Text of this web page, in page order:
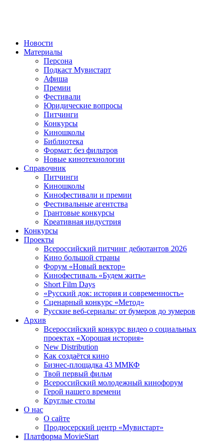
Новости
Материалы
Персона
Подкаст Мувистарт
Афиша
Премии
Фестивали
Юридические вопросы
Питчинги
Конкурсы
Киношколы
Библиотека
Формат: без фильтров
Новые кинотехнологии
Справочник
Питчинги
Киношколы
Кинофестивали и премии
Фестивальные агентства
Грантовые конкурсы
Креативная индустрия
Конкурсы
Проекты
Всероссийский питчинг дебютантов 2026
Кино большой страны
Форум «Новый вектор»
Кинофестиваль «Будем жить»
Short Film Days
«Русский док: история и современность»
Сценарный конкурс «Метод»
Русские веб-сериалы: от бумеров до зумеров
Архив
Всероссийский конкурс видео о социальных
проектах «Хорошая история»
New Distribution
Как создаётся кино
Бизнес-площадка 43 ММКФ
Твой первый фильм
Всероссийский молодежный кинофорум
Герой нашего времени
Круглые столы
О нас
О сайте
Продюсерский центр «Мувистарт»
Платформа MovieStart